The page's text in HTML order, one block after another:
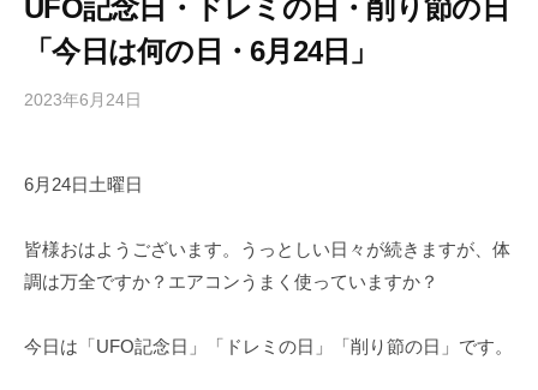
UFO記念日・ドレミの日・削り節の日
「今日は何の日・6月24日」
2023年6月24日
a
y
メ
ン
6月24日土曜日
皆様おはようございます。うっとしい日々が続きますが、体
調は万全ですか？エアコンうまく使っていますか？
今日は「UFO記念日」「ドレミの日」「削り節の日」です。